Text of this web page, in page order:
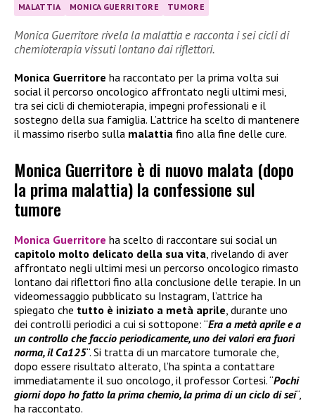
MALATTIA MONICA GUERRITORE TUMORE
Monica Guerritore rivela la malattia e racconta i sei cicli di
chemioterapia vissuti lontano dai riflettori.
Monica Guerritore ha raccontato per la prima volta sui
social il percorso oncologico affrontato negli ultimi mesi,
tra sei cicli di chemioterapia, impegni professionali e il
sostegno della sua famiglia. L’attrice ha scelto di mantenere
il massimo riserbo sulla malattia fino alla fine delle cure.
Monica Guerritore è di nuovo malata (dopo
la prima malattia) la confessione sul
tumore
Monica Guerritore ha scelto di raccontare sui social un
capitolo molto delicato della sua vita , rivelando di aver
affrontato negli ultimi mesi un percorso oncologico rimasto
lontano dai riflettori fino alla conclusione delle terapie. In un
videomessaggio pubblicato su Instagram, l’attrice ha
spiegato che tutto è iniziato a metà aprile , durante uno
dei controlli periodici a cui si sottopone: “Era a metà aprile e a
un controllo che faccio periodicamente, uno dei valori era fuori
norma, il Ca125“. Si tratta di un marcatore tumorale che,
dopo essere risultato alterato, l’ha spinta a contattare
immediatamente il suo oncologo, il professor Cortesi. “Pochi
giorni dopo ho fatto la prima chemio, la prima di un ciclo di sei“,
ha raccontato.